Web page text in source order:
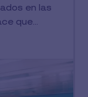
en las
que...